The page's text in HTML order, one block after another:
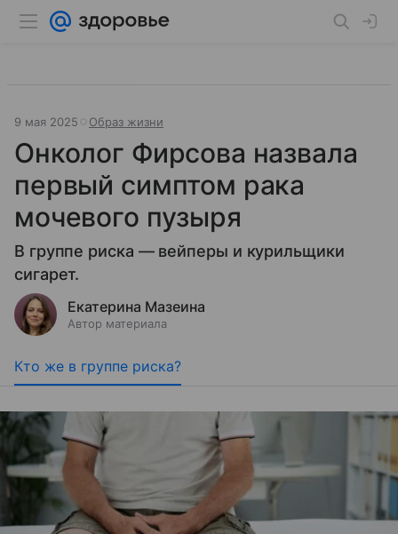
9 мая 2025 Образ жизни
Онколог Фирсова назвала
первый симптом рака
мочевого пузыря
В группе риска — вейперы и курильщики
сигарет.
Екатерина Мазеина
Автор материала
Кто же в группе риска?